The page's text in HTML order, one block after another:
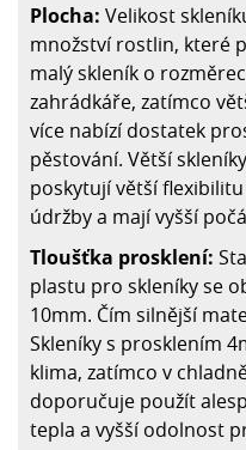
Plocha: Velikost
množství rostlin, které
malý skleník o
zahrádkáře, zatímco
více nabízí dostatek
pěstování. Větší
poskytují větší
údržby a mají vyšší
Tloušťka prosklení:
plastu pro skleníky se
10mm. Čím silnější
Skleníky s prosklením
klima, zatímco v
doporučuje použít
tepla a vyšší odolnost